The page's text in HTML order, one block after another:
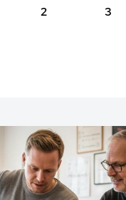
2 3